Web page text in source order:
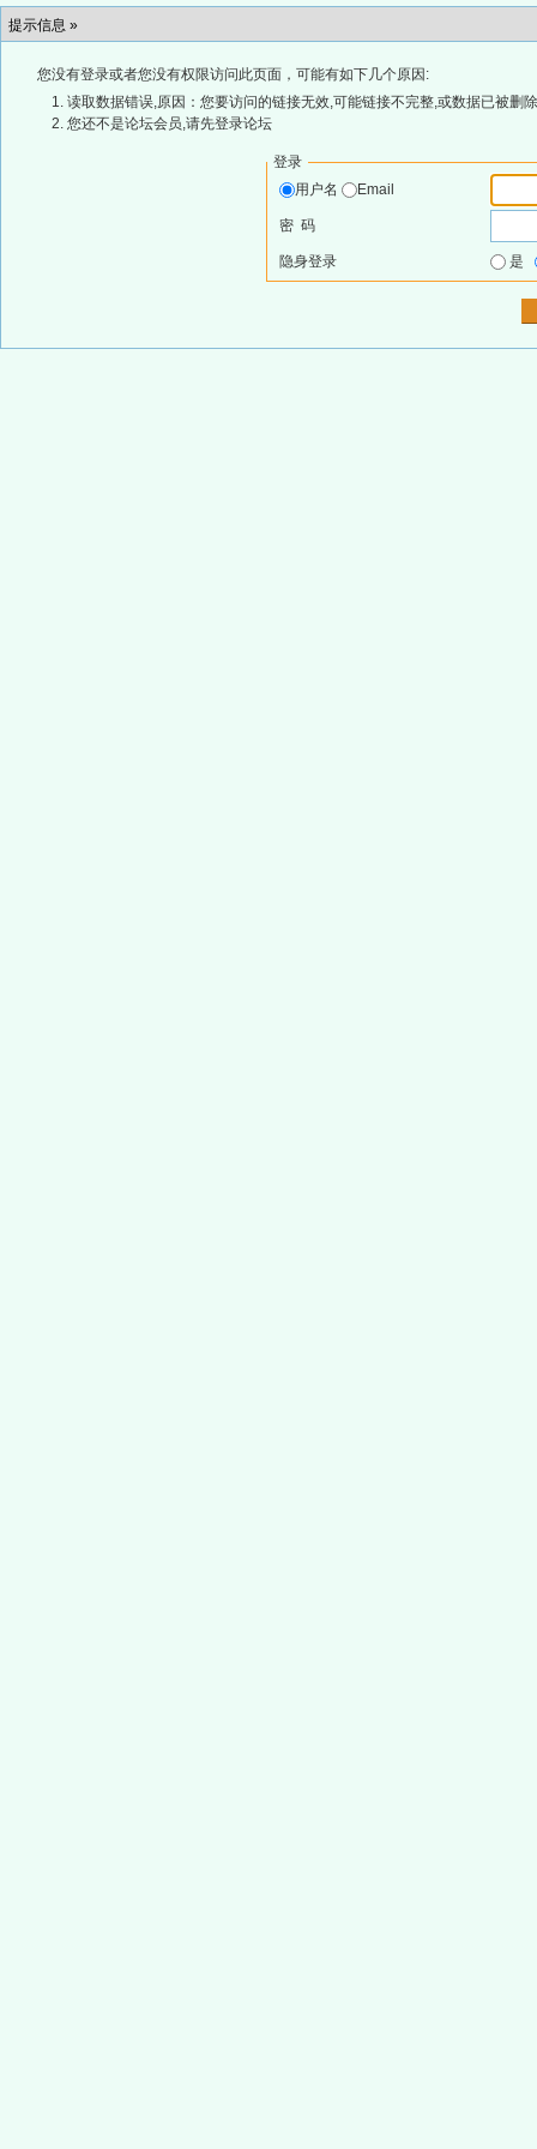
提示信息 »
您没有登录或者您没有权限访问此页面，可能有如下几个原因:
读取数据错误,原因：您要访问的链接无效,可能链接不完整,或数据已被删
您还不是论坛会员,请先登录论坛
登录
用户名
Email
密 码
隐身登录 是